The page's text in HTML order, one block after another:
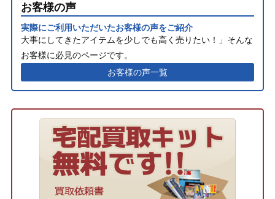
お客様の声
実際にご利用いただいたお客様の声をご紹介
大事にしてきたアイテムを少しでも高く売りたい！」そんな
お客様に必見のページです。
お客様の声一覧